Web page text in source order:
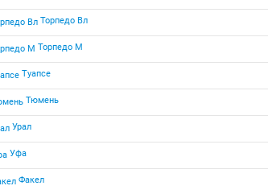
Торпедо Вл
Торпедо М
Туапсе
Тюмень
Урал
Уфа
Факел